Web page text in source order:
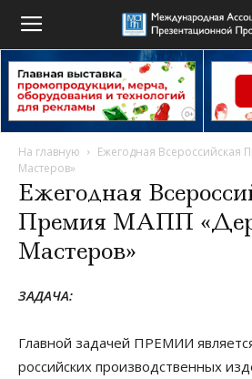
На главную
Ежегодная
Мастеров»
Ежегодная
Премия МАПП
Мастеров»
ЗАДАЧА:
Главной задачей ПРЕМИИ
российских производственных